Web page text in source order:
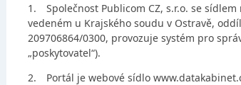
1.
Společnost Publicom CZ, s.r.o. se
vedeném u Krajského soudu v Ostravě,
209706864/0300, provozuje systém pro
„poskytovatel“).
2.
Portál je webové sídlo